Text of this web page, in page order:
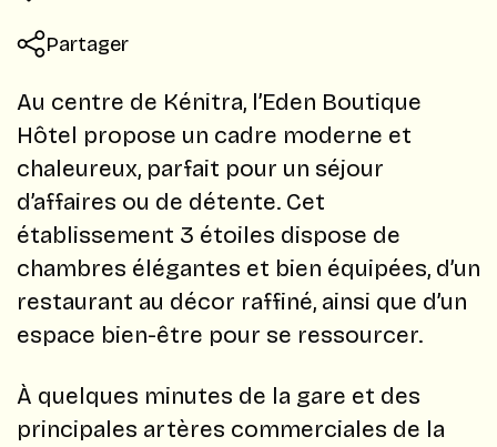
Partager
Au centre de Kénitra, l’Eden Boutique
Hôtel propose un cadre moderne et
chaleureux, parfait pour un séjour
d’affaires ou de détente. Cet
établissement 3 étoiles dispose de
chambres élégantes et bien équipées, d’un
restaurant au décor raffiné, ainsi que d’un
espace bien-être pour se ressourcer.
À quelques minutes de la gare et des
principales artères commerciales de la